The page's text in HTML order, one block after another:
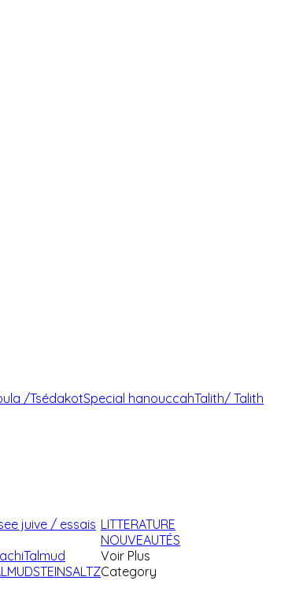
/TsédakotSpecial hanouccahTalith/ Talith
juive / essais
Talmud
STEINSALTZ
LITTERATURE
NOUVEAUTÉS
Voir Plus
Category